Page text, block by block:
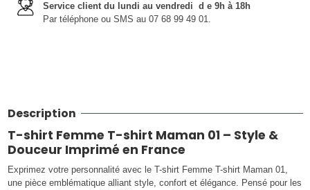
Service client du lundi au vendredi d e 9h à 18h
Par téléphone ou SMS au 07 68 99 49 01.
Description
T-shirt Femme T-shirt Maman 01 – Style &
Douceur Imprimé en France
Exprimez votre personnalité avec le T-shirt Femme T-shirt Maman 01,
une pièce emblématique alliant style, confort et élégance. Pensé pour les